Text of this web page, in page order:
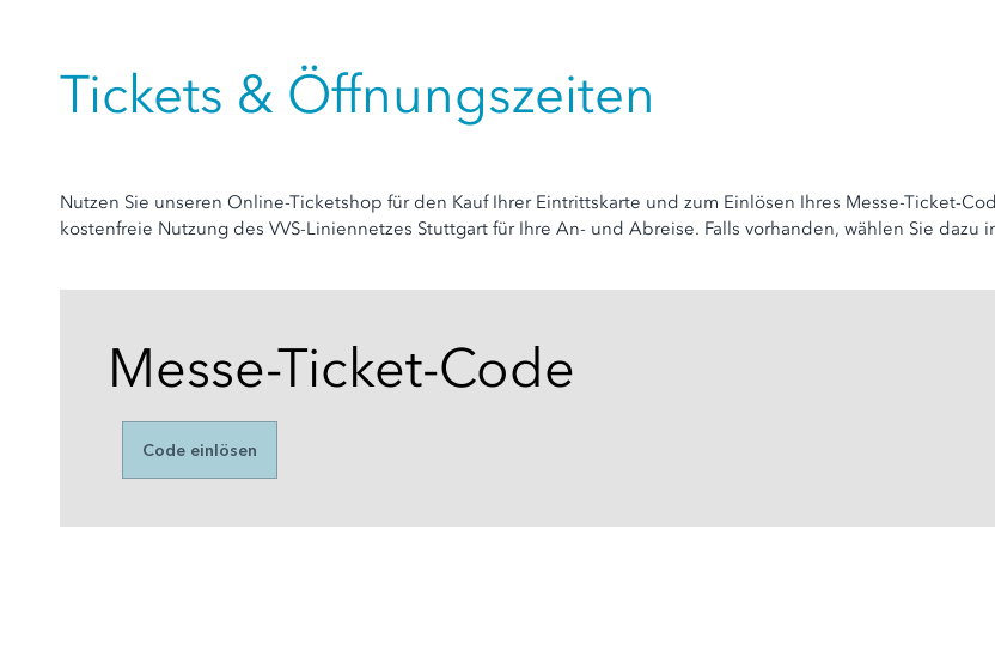
Tickets & Öffnungszeiten
Nutzen Sie unseren Online-Ticketshop für den Kauf Ihrer Eintrittskarte und zum Einlösen Ihres Messe-Ticket-
kostenfreie Nutzung des VVS-Liniennetzes Stuttgart für Ihre An- und Abreise. Falls vorhanden, wählen Sie
Messe-Ticket-Code
Code einlösen